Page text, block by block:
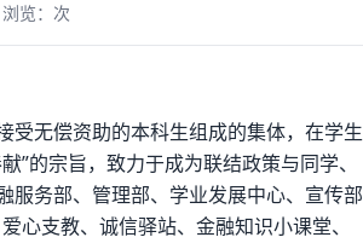
浏览： 次
受无偿资助的本科生组成的集体，在学生
”的宗旨，致力于成为联结政策与同学、
服务部、管理部、学业发展中心、宣传部
心支教、诚信驿站、金融知识小课堂、